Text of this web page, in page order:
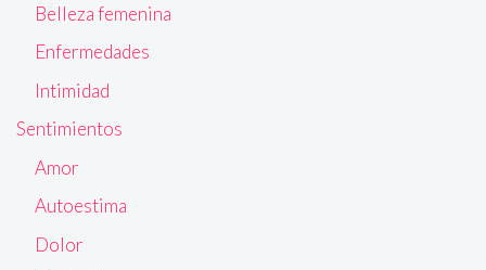
Belleza femenina
Enfermedades
Intimidad
Sentimientos
Amor
Autoestima
Dolor